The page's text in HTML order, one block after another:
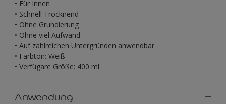
• Für Innen
• Schnell Trocknend
• Ohne Grundierung
• Ohne viel Aufwand
• Auf zahlreichen Untergründen anwendbar
• Farbton: Weiß
• Verfügare Größe: 400 ml
Anwendung